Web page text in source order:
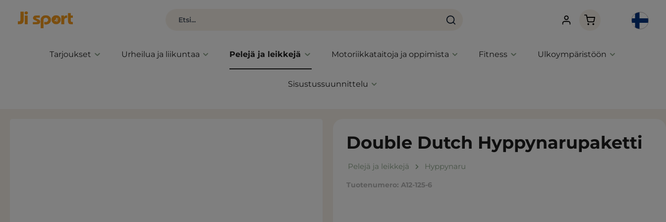
Ostoskori sisältää
Tarjoukset Urheilua ja liikuntaa Pelejä ja leikkejä Motoriikkataitoja ja oppimista Fitness Ulkoympäristöön
Sisustussuunnittelu
Double Dutch Hyppynarupaketti
Pelejä ja leikkejä Hyppynaru
Tuotenumero: A12-125-6